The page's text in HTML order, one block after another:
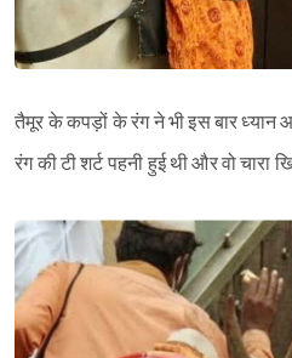
तैमूर के कपड़ों के रंग ने भी इस बार ध्यान
रंग की टी शर्ट पहनी हुई थी और वो